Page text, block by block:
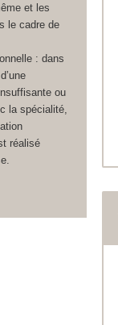
et les
le cadre de
: dans
ou
la spécialité,
réalisé